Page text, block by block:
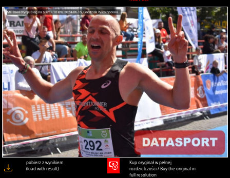
pobierz z wynikiem
(load with result)
Kup oryginał w pełnej
rozdzielczości / Buy the original in
full resolution